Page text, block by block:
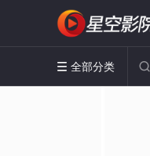
 全部分类 